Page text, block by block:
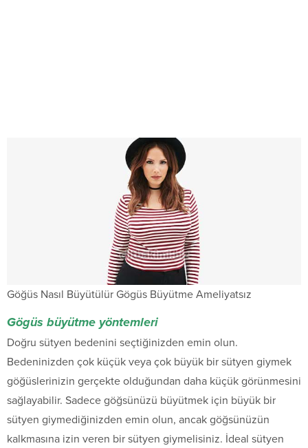
Göğüs Nasıl Büyütülür Gögüs Büyütme Ameliyatsız
Gögüs büyütme yöntemleri
Doğru sütyen bedenini seçtiğinizden emin olun.
Bedeninizden çok küçük veya çok büyük bir sütyen giymek
göğüslerinizin gerçekte olduğundan daha küçük görünmesini
sağlayabilir. Sadece göğsünüzü büyütmek için büyük bir
sütyen giymediğinizden emin olun, ancak göğsünüzün
kalkmasına izin veren bir sütyen giymelisiniz. İdeal sütyen